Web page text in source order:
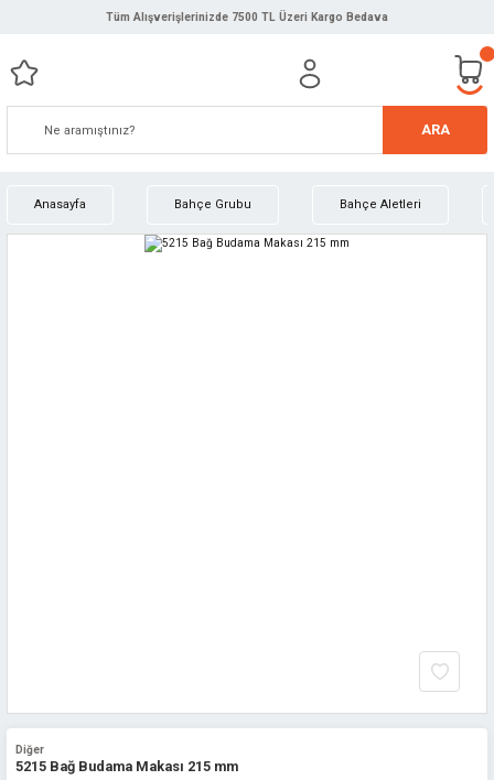
Tüm Alışverişlerinizde 7500 TL Üzeri Kargo Bedava
ARA
Anasayfa Bahçe Grubu Bahçe Aletleri
Diğer
5215 Bağ Budama Makası 215 mm